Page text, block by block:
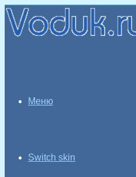
Меню
Switch skin